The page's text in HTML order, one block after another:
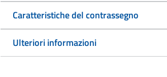
Caratteristiche del contrassegno
Ulteriori informazioni